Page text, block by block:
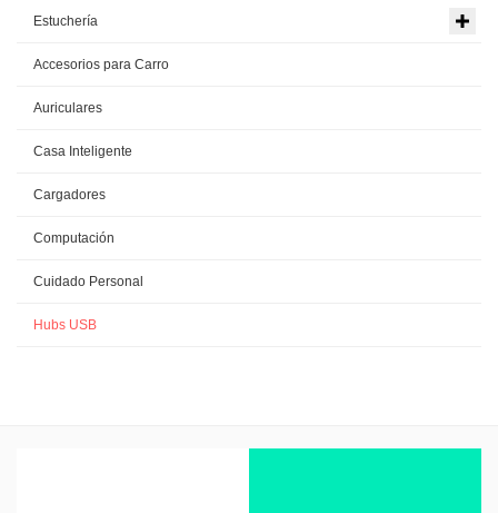
Estuchería
Accesorios para Carro
Auriculares
Casa Inteligente
Cargadores
Computación
Cuidado Personal
Hubs USB